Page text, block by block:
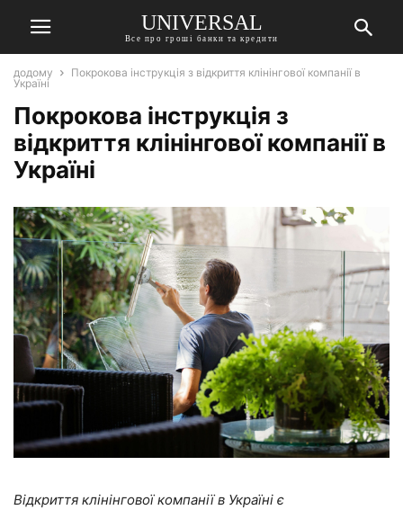
UNIVERSAL
Все про гроші банки та кредити
додому
Покрокова інструкція з відкриття клінінгової компанії в
Україні
Покрокова інструкція з
відкриття клінінгової компанії в
Україні
Відкриття клінінгової компанії в Україні є